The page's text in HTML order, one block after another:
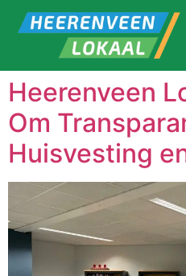
Heerenveen
Om
Huisvesting